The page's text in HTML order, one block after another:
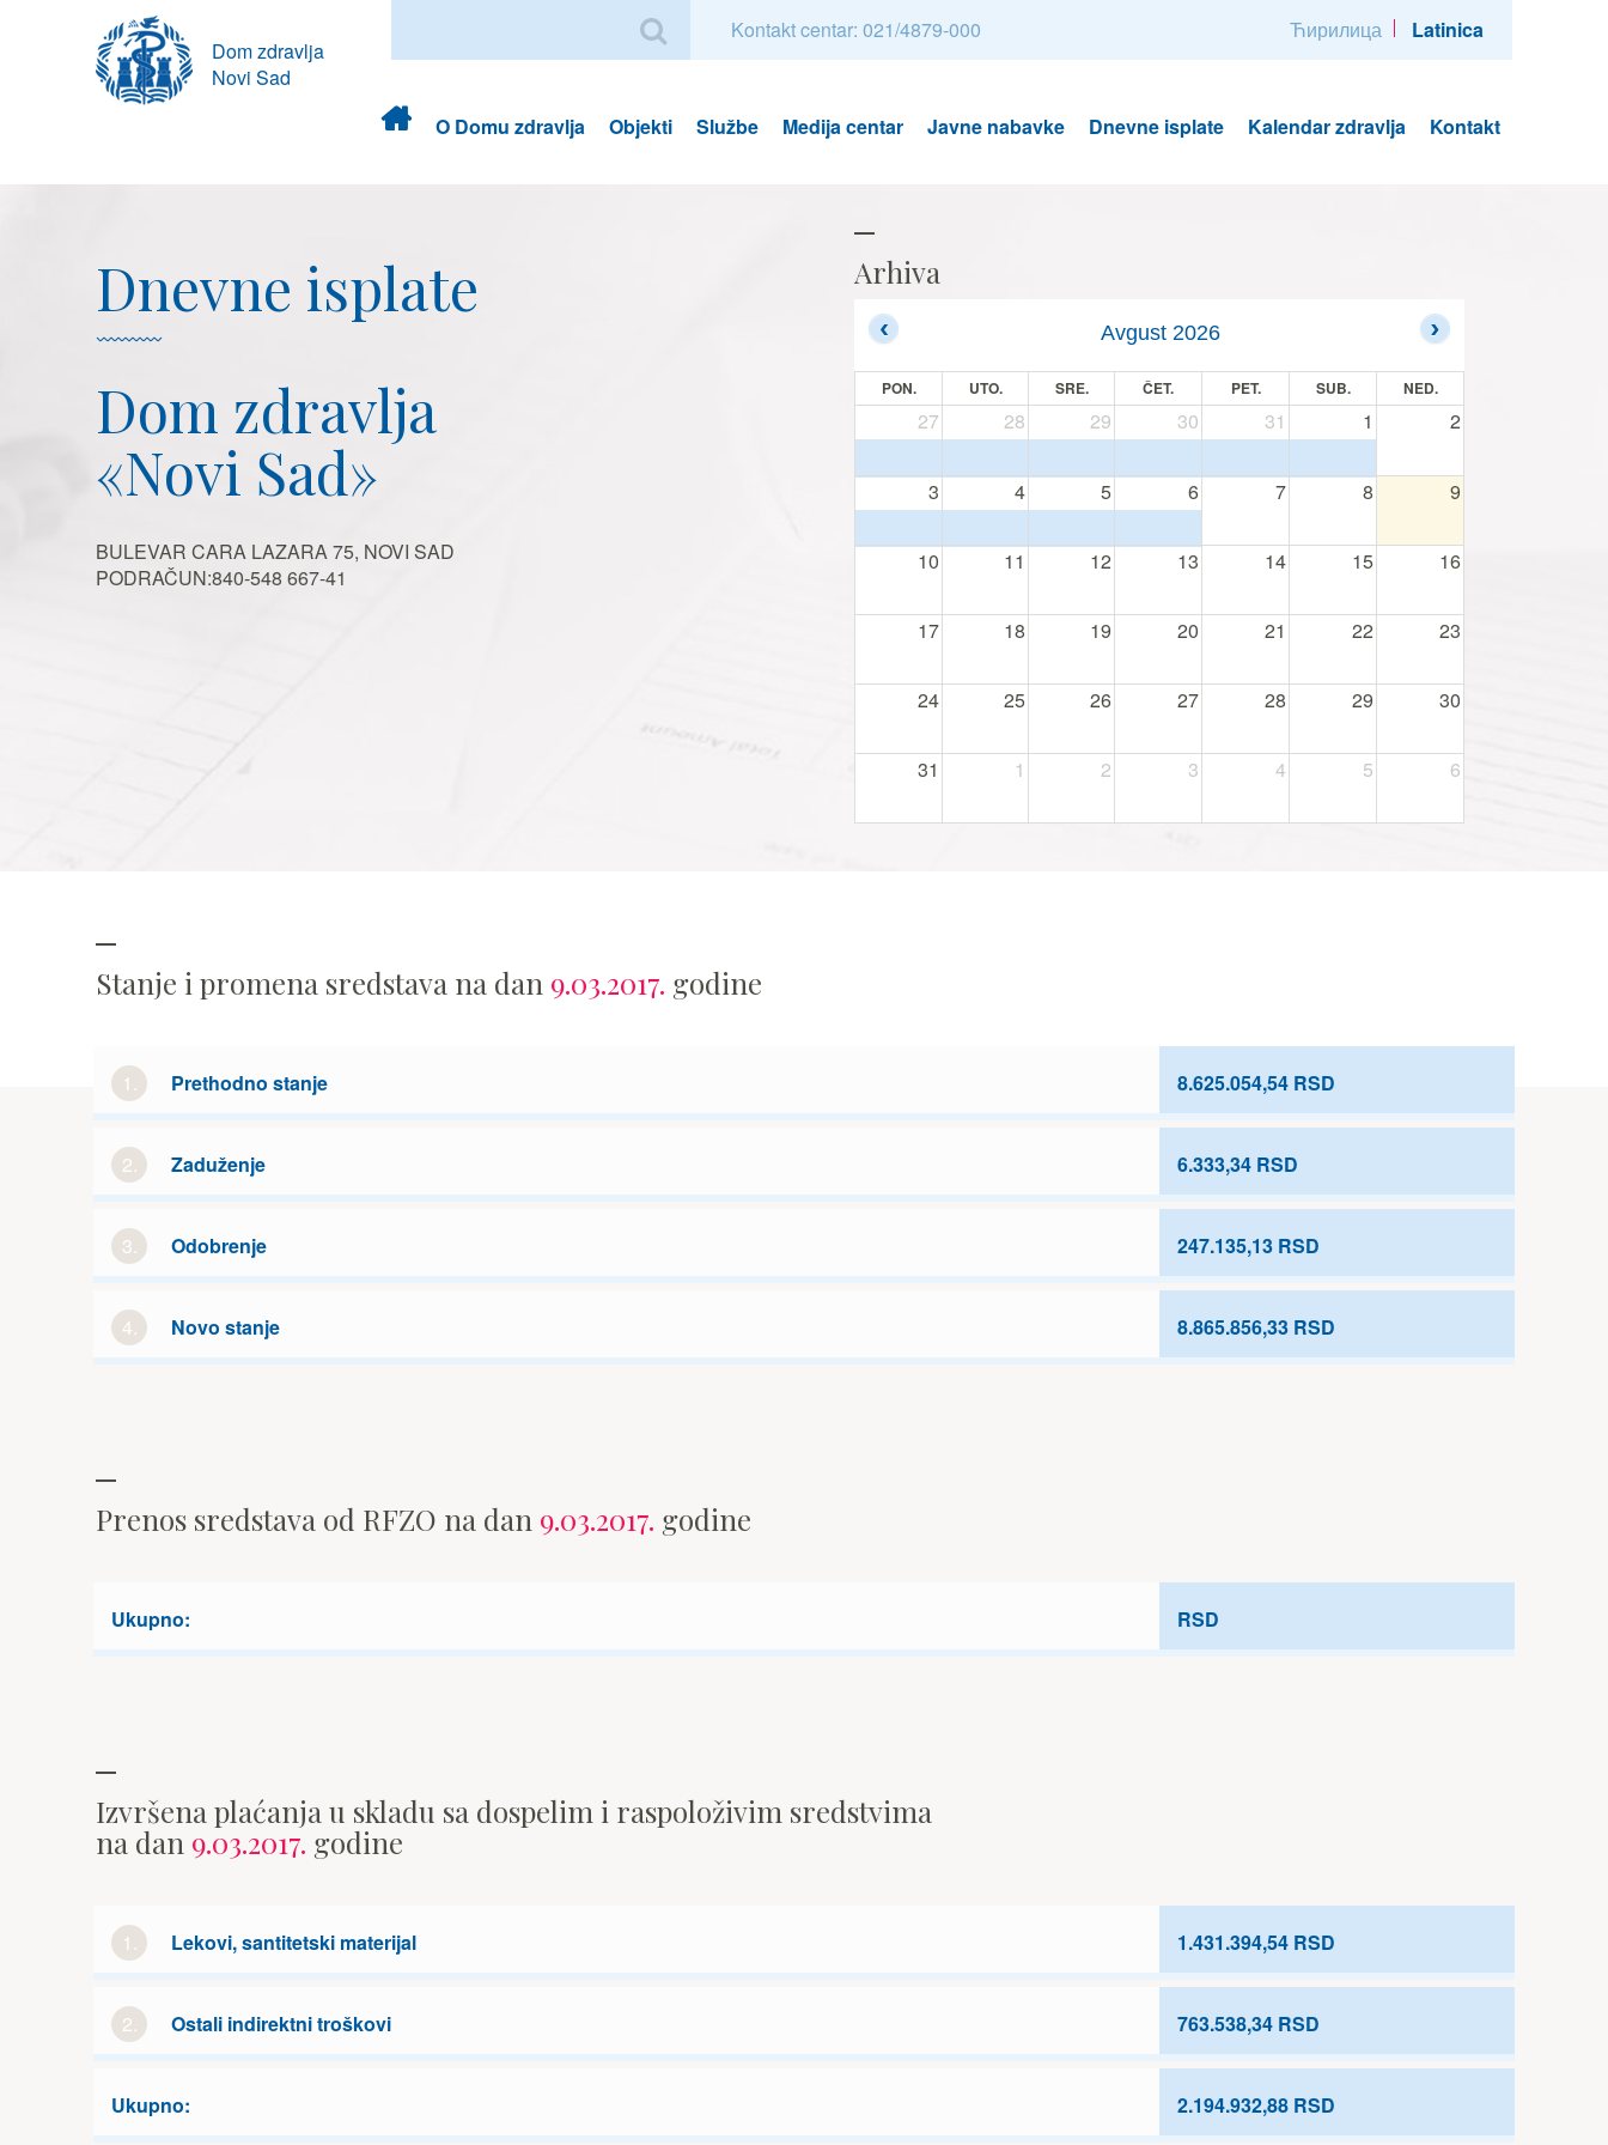
Dom zdravlja
Novi Sad
Kontakt centar: 021/4879-000 Ћирилица Latinica
Dom
zdravlja
O Domu zdravlja Objekti Službe Medija centar Javne nabavke Dnevne isplate Kalendar zdravlja Kontakt
Dnevne isplate
Dom zdravlja
«Novi Sad»
BULEVAR CARA LAZARA 75, NOVI SAD
PODRAČUN:840-548 667-41
Arhiva
Avgust 2026
PON. UTO. SRE. ČET. PET. SUB. NED.
27 28 29 30 31 1 2
3 4 5 6 7 8 9
10 11 12 13 14 15 16
17 18 19 20 21 22 23
24 25 26 27 28 29 30
31 1 2 3 4 5 6
Stanje i promena sredstava na dan 9.03.2017. godine
1. Prethodno stanje 8.625.054,54 RSD
2. Zaduženje 6.333,34 RSD
3. Odobrenje 247.135,13 RSD
4. Novo stanje 8.865.856,33 RSD
Prenos sredstava od RFZO na dan 9.03.2017. godine
Ukupno: RSD
Izvršena plaćanja u skladu sa dospelim i raspoloživim sredstvima
na dan 9.03.2017. godine
1. Lekovi, santitetski materijal 1.431.394,54 RSD
2. Ostali indirektni troškovi 763.538,34 RSD
Ukupno: 2.194.932,88 RSD